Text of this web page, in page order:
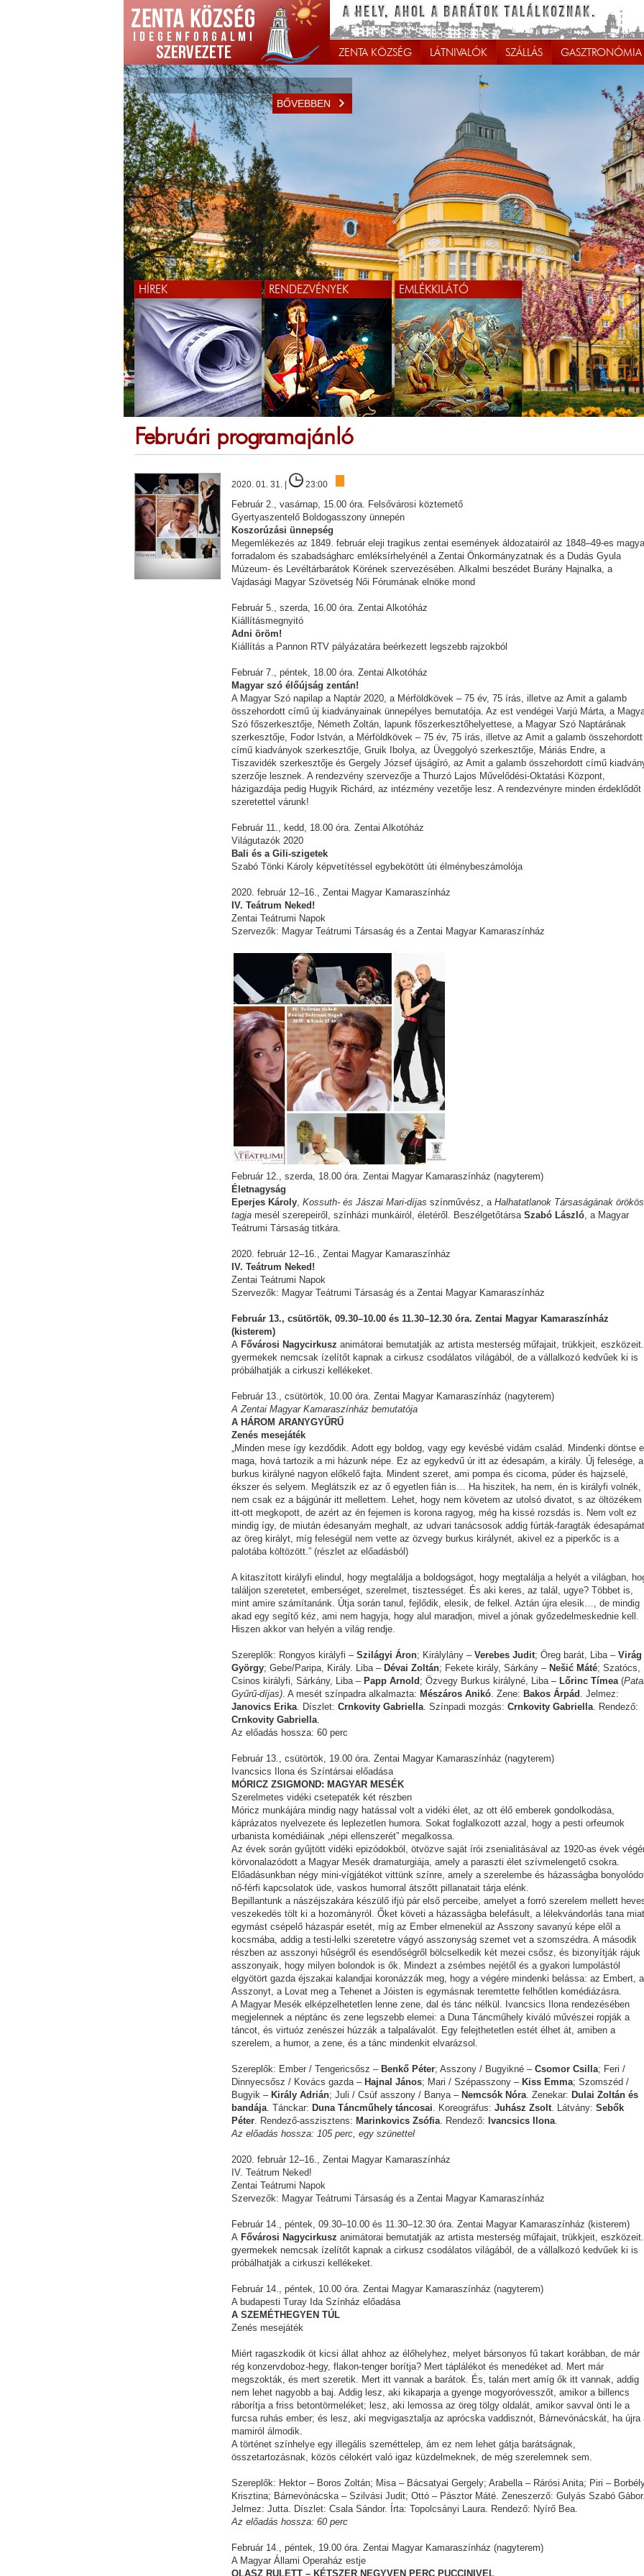
ZENTA KÖZSÉG LÁTNIVALÓK SZÁLLÁS GASZTRONÓMIA
BŐVEBBEN
KÖSZÖNTJÜK ÖNÖKET
WEBOLDALUNKON!
HÍREK RENDEZVÉNYEK EMLÉKKILÁTÓ
Februári programajánló
2020. 01. 31. | 23:00
Február 2., vasárnap, 15.00 óra. Felsővárosi köztemető
Gyertyaszentelő Boldogasszony ünnepén
Koszorúzási ünnepség
Megemlékezés az 1849. február eleji tragikus zentai események áldozatairól az 1848–49-es
forradalom és szabadságharc emléksírhelyénél a Zentai Önkormányzatnak és a Dudás Gyula
Múzeum- és Levéltárbarátok Körének szervezésében. Alkalmi beszédet Burány Hajnalka, a
Vajdasági Magyar Szövetség Női Fórumának elnöke mond
Február 5., szerda, 16.00 óra. Zentai Alkotóház
Kiállításmegnyitó
Adni öröm!
Kiállítás a Pannon RTV pályázatára beérkezett legszebb rajzokból
Február 7., péntek, 18.00 óra. Zentai Alkotóház
Magyar szó élőújság zentán!
A Magyar Szó napilap a Naptár 2020, a Mérföldkövek – 75 év, 75 írás, illetve az Amit a galamb
összehordott című új kiadványainak ünnepélyes bemutatója. Az est vendégei Varjú Márta, a
Szó főszerkesztője, Németh Zoltán, lapunk főszerkesztőhelyettese, a Magyar Szó Naptárának
szerkesztője, Fodor István, a Mérföldkövek – 75 év, 75 írás, illetve az Amit a galamb összehordott
című kiadványok szerkesztője, Gruik Ibolya, az Üveggolyó szerkesztője, Máriás Endre, a
Tiszavidék szerkesztője és Gergely József újságíró, az Amit a galamb összehordott című
szerzője lesznek. A rendezvény szervezője a Thurzó Lajos Művelődési-Oktatási Központ,
házigazdája pedig Hugyik Richárd, az intézmény vezetője lesz. A rendezvényre minden érdeklődőt
szeretettel várunk!
Február 11., kedd, 18.00 óra. Zentai Alkotóház
Világutazók 2020
Bali és a Gili-szigetek
Szabó Tönki Károly képvetítéssel egybekötött úti élménybeszámolója
2020. február 12–16., Zentai Magyar Kamaraszínház
IV. Teátrum Neked!
Zentai Teátrumi Napok
Szervezők: Magyar Teátrumi Társaság és a Zentai Magyar Kamaraszínház
Február 12., szerda, 18.00 óra. Zentai Magyar Kamaraszínház (nagyterem)
Életnagyság
Eperjes Károly, Kossuth- és Jászai Mari-díjas színművész, a Halhatatlanok Társaságának örökös
tagja mesél szerepeiről, színházi munkáiról, életéről. Beszélgetőtársa Szabó László, a Magyar
Teátrumi Társaság titkára.
2020. február 12–16., Zentai Magyar Kamaraszínház
IV. Teátrum Neked!
Zentai Teátrumi Napok
Szervezők: Magyar Teátrumi Társaság és a Zentai Magyar Kamaraszínház
Február 13., csütörtök, 09.30–10.00 és 11.30–12.30 óra. Zentai Magyar Kamaraszínház
(kisterem)
A Fővárosi Nagycirkusz animátorai bemutatják az artista mesterség műfajait, trükkjeit,
gyermekek nemcsak ízelítőt kapnak a cirkusz csodálatos világából, de a vállalkozó kedvűek ki is
próbálhatják a cirkuszi kellékeket.
Február 13., csütörtök, 10.00 óra. Zentai Magyar Kamaraszínház (nagyterem)
A Zentai Magyar Kamaraszínház bemutatója
A HÁROM ARANYGYŰRŰ
Zenés mesejáték
„Minden mese így kezdődik. Adott egy boldog, vagy egy kevésbé vidám család. Mindenki döntse
maga, hová tartozik a mi házunk népe. Ez az egykedvű úr itt az édesapám, a király. Új felesége, a
burkus királyné nagyon előkelő fajta. Mindent szeret, ami pompa és cicoma, púder és hajzselé,
ékszer és selyem. Meglátszik ez az ő egyetlen fián is… Ha hiszitek, ha nem, én is királyfi volnék,
nem csak ez a bájgúnár itt mellettem. Lehet, hogy nem követem az utolsó divatot, s az öltözékem
itt-ott megkopott, de azért az én fejemen is korona ragyog, még ha kissé rozsdás is. Nem volt ez
mindig így, de miután édesanyám meghalt, az udvari tanácsosok addig fúrták-faragták
az öreg királyt, míg feleségül nem vette az özvegy burkus királynét, akivel ez a piperkőc is a
palotába költözött.” (részlet az előadásból)
A kitaszított királyfi elindul, hogy megtalálja a boldogságot, hogy megtalálja a helyét a világban,
találjon szeretetet, emberséget, szerelmet, tisztességet. És aki keres, az talál, ugye? Többet is,
mint amire számítanánk. Útja során tanul, fejlődik, elesik, de felkel. Aztán újra elesik…, de mindig
akad egy segítő kéz, ami nem hagyja, hogy alul maradjon, mivel a jónak győzedelmeskednie kell.
Hiszen akkor van helyén a világ rendje.
Szereplők: Rongyos királyfi – Szilágyi Áron; Királylány – Verebes Judit; Öreg barát, Liba – Virág
György; Gebe/Paripa, Király. Liba – Dévai Zoltán; Fekete király, Sárkány – Nešić Máté; Szatócs,
Csinos királyfi, Sárkány, Liba – Papp Arnold ; Özvegy Burkus királyné, Liba – Lőrinc Tímea(
Gyűrű-díjas). A mesét színpadra alkalmazta: Mészáros Anikó. Zene: Bakos Árpád . Jelmez:
Janovics Erika. Díszlet: Crnkovity Gabriella. Színpadi mozgás: Crnkovity Gabriella. Rendező:
Crnkovity Gabriella.
Az előadás hossza: 60 perc
Február 13., csütörtök, 19.00 óra. Zentai Magyar Kamaraszínház (nagyterem)
Ivancsics Ilona és Színtársai előadása
MÓRICZ ZSIGMOND: MAGYAR MESÉK
Szerelmetes vidéki csetepaték két részben
Móricz munkájára mindig nagy hatással volt a vidéki élet, az ott élő emberek gondolkodása,
káprázatos nyelvezete és leplezetlen humora. Sokat foglalkozott azzal, hogy a pesti orfeumok
urbanista komédiáinak „népi ellenszerét” megalkossa.
Az évek során gyűjtött vidéki epizódokból, ötvözve saját írói zsenialitásával az 1920-as évek
körvonalazódott a Magyar Mesék dramaturgiája, amely a paraszti élet szívmelengető csokra.
Előadásunkban négy mini-vígjátékot vittünk színre, amely a szerelembe és házasságba
nő-férfi kapcsolatok üde, vaskos humorral átszőtt pillanatait tárja elénk.
Bepillantunk a nászéjszakára készülő ifjú pár első perceibe, amelyet a forró szerelem mellett
veszekedés tölt ki a hozományról. Őket követi a házasságba belefásult, a lélekvándorlás tana
egymást csépelő házaspár esetét, míg az Ember elmenekül az Asszony savanyú képe elől a
kocsmába, addig a testi-lelki szeretetre vágyó asszonyság szemet vet a szomszédra. A második
részben az asszonyi hűségről és esendőségről bölcselkedik két mezei csősz, és bizonyítják rájuk
asszonyaik, hogy milyen bolondok is ők. Mindezt a zsémbes nejétől és a gyakori lumpolástól
elgyötört gazda éjszakai kalandjai koronázzák meg, hogy a végére mindenki belássa: az Embert,
Asszonyt, a Lovat meg a Tehenet a Jóisten is egymásnak teremtette felhőtlen komédiázásra.
A Magyar Mesék elképzelhetetlen lenne zene, dal és tánc nélkül. Ivancsics Ilona rendezésében
megjelennek a néptánc és zene legszebb elemei: a Duna Táncműhely kiváló művészei ropják a
táncot, és virtuóz zenészei húzzák a talpalávalót. Egy felejthetetlen estét élhet át, amiben a
szerelem, a humor, a zene, és a tánc mindenkit elvarázsol.
Szereplők: Ember / Tengericsősz – Benkő Péter; Asszony / Bugyikné – Csomor Csilla; Feri /
Dinnyecsősz / Kovács gazda – Hajnal János; Mari / Szépasszony – Kiss Emma; Szomszéd /
Bugyik – Király Adrián; Juli / Csúf asszony / Banya – Nemcsók Nóra. Zenekar: Dulai Zoltán és
bandája. Tánckar: Duna Táncműhely táncosai. Koreográfus: Juhász Zsolt. Látvány: Sebők
Péter. Rendező-asszisztens: Marinkovics Zsófia. Rendező: Ivancsics Ilona.
Az előadás hossza: 105 perc, egy szünettel
2020. február 12–16., Zentai Magyar Kamaraszínház
IV. Teátrum Neked!
Zentai Teátrumi Napok
Szervezők: Magyar Teátrumi Társaság és a Zentai Magyar Kamaraszínház
Február 14., péntek, 09.30–10.00 és 11.30–12.30 óra. Zentai Magyar Kamaraszínház (kisterem)
A Fővárosi Nagycirkusz animátorai bemutatják az artista mesterség műfajait, trükkjeit,
gyermekek nemcsak ízelítőt kapnak a cirkusz csodálatos világából, de a vállalkozó kedvűek ki is
próbálhatják a cirkuszi kellékeket.
Február 14., péntek, 10.00 óra. Zentai Magyar Kamaraszínház (nagyterem)
A budapesti Turay Ida Színház előadása
A SZEMÉTHEGYEN TÚL
Zenés mesejáték
Miért ragaszkodik öt kicsi állat ahhoz az élőhelyhez, melyet bársonyos fű takart korábban, de már
rég konzervdoboz-hegy, flakon-tenger borítja? Mert táplálékot és menedéket ad. Mert már
megszokták, és mert szeretik. Mert itt vannak a barátok. És, talán mert amíg ők itt vannak, addig
nem lehet nagyobb a baj. Addig lesz, aki kikaparja a gyenge mogyoróvesszőt, amikor a billencs
ráborítja a friss betontörmeléket; lesz, aki lemossa az öreg tölgy oldalát, amikor savval önti le a
furcsa ruhás ember; és lesz, aki megvigasztalja az aprócska vaddisznót, Bárnevónácskát, ha újra
mamiról álmodik.
A történet színhelye egy illegális szeméttelep, ám ez nem lehet gátja barátságnak,
összetartozásnak, közös célokért való igaz küzdelmeknek, de még szerelemnek sem.
Szereplők: Hektor – Boros Zoltán; Misa – Bácsatyai Gergely; Arabella – Rárósi Anita; Piri –
Krisztina; Bárnevónácska – Szilvási Judit; Ottó – Pásztor Máté. Zeneszerző: Gulyás Szabó
Jelmez: Jutta. Díszlet: Csala Sándor. Írta: Topolcsányi Laura. Rendező: Nyírő Bea.
Az előadás hossza: 60 perc
Február 14., péntek, 19.00 óra. Zentai Magyar Kamaraszínház (nagyterem)
A Magyar Állami Operaház estje
OLASZ RULETT – KÉTSZER NEGYVEN PERC PUCCINIVEL